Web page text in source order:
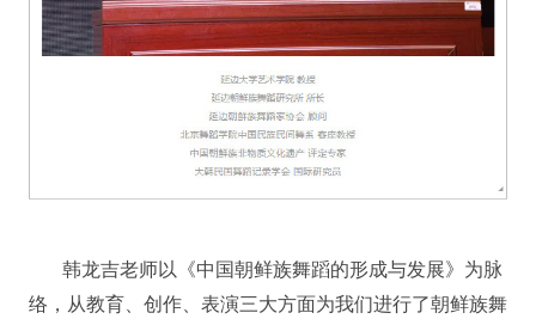
韩龙吉老师以《中国朝鲜族舞蹈的形成与发展》为脉
络，从教育、创作、表演三大方面为我们进行了朝鲜族舞